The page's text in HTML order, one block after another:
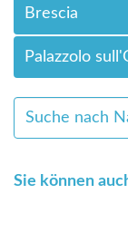
Brescia
Palazzolo
Sie können